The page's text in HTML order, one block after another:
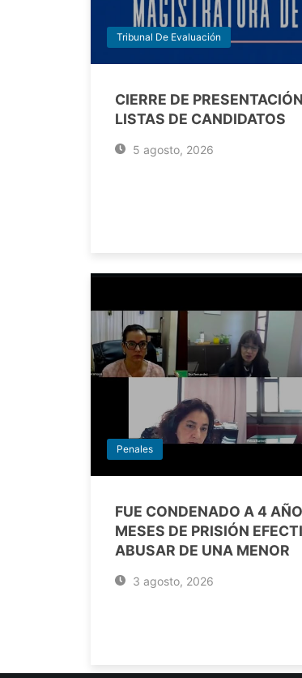
Tribunal De Evaluación
CIERRE DE
LISTAS DE CANDIDATOS
5 agosto, 2026
Penales
FUE CONDENADO A 4
MESES DE PRISIÓN
ABUSAR DE UNA MENOR
3 agosto, 2026